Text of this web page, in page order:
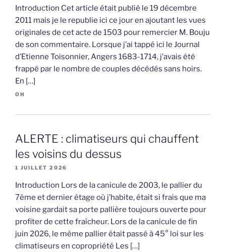
Introduction Cet article était publié le 19 décembre
2011 mais je le republie ici ce jour en ajoutant les vues
originales de cet acte de 1503 pour remercier M. Bouju
de son commentaire. Lorsque j’ai tappé ici le Journal
d’Etienne Toisonnier, Angers 1683-1714, j’avais été
frappé par le nombre de couples décédés sans hoirs.
En […]
OH
ALERTE : climatiseurs qui chauffent
les voisins du dessus
1 JUILLET 2026
Introduction Lors de la canicule de 2003, le pallier du
7ème et dernier étage où j’habite, était si frais que ma
voisine gardait sa porte pallière toujours ouverte pour
profiter de cette fraîcheur. Lors de la canicule de fin
juin 2026, le même pallier était passé à 45° loi sur les
climatiseurs en copropriété Les […]